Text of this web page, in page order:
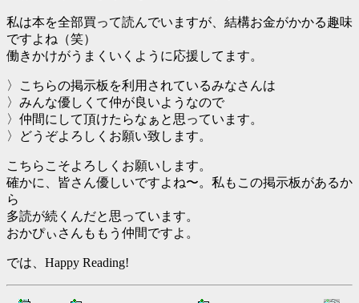
私は本を全部買って読んでいますが、結構お金がかかる趣味
ですよね（笑）
働きかけがうまくいくように応援してます。
〉こちらの掲示板を利用されているみなさんは
〉みんな優しくて仲が良いようなので
〉仲間にして頂けたらなぁと思っています。
〉どうぞよろしくお願い致します。
こちらこそよろしくお願いします。
確かに、皆さん優しいですよね〜。私もこの掲示板があるか
ら
多読が続くんだと思っています。
おかぴぃさんももう仲間ですよ。
では、Happy Reading!